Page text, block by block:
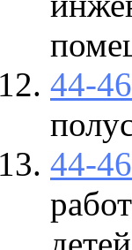
44-
44-